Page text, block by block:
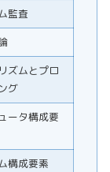
監査
ズムとプロ
グ
ータ構成要
構成要素